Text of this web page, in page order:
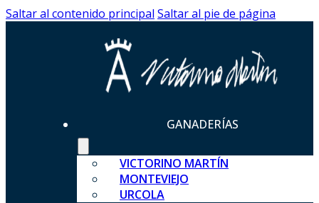
Saltar al contenido principal Saltar al pie de página
GANADERÍAS
VICTORINO MARTÍN
MONTEVIEJO
URCOLA